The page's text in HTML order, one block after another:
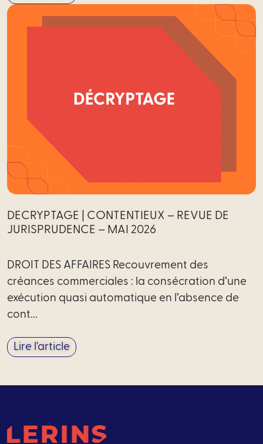
DECRYPTAGE | CONTENTIEUX – REVUE DE
JURISPRUDENCE – MAI 2026
DROIT DES AFFAIRES Recouvrement des
créances commerciales : la consécration d’une
exécution quasi automatique en l’absence de
cont...
Lire l'article